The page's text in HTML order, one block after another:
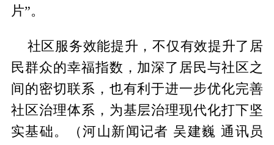
片”。
社区服务效能提升，不仅有效提升了居
民群众的幸福指数，加深了居民与社区之
间的密切联系，也有利于进一步优化完善
社区治理体系，为基层治理现代化打下坚
实基础。（河山新闻记者 吴建巍 通讯员